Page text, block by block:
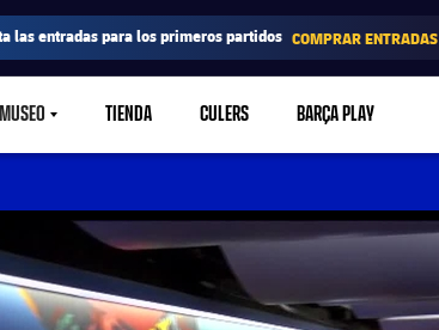
las entradas para los primeros partidos COMPRAR ENTRADAS
TIENDA CULERS BARÇA PLAY